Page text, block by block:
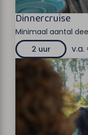
Dinnercruise
Minimaal aantal
2 uur
v.a.